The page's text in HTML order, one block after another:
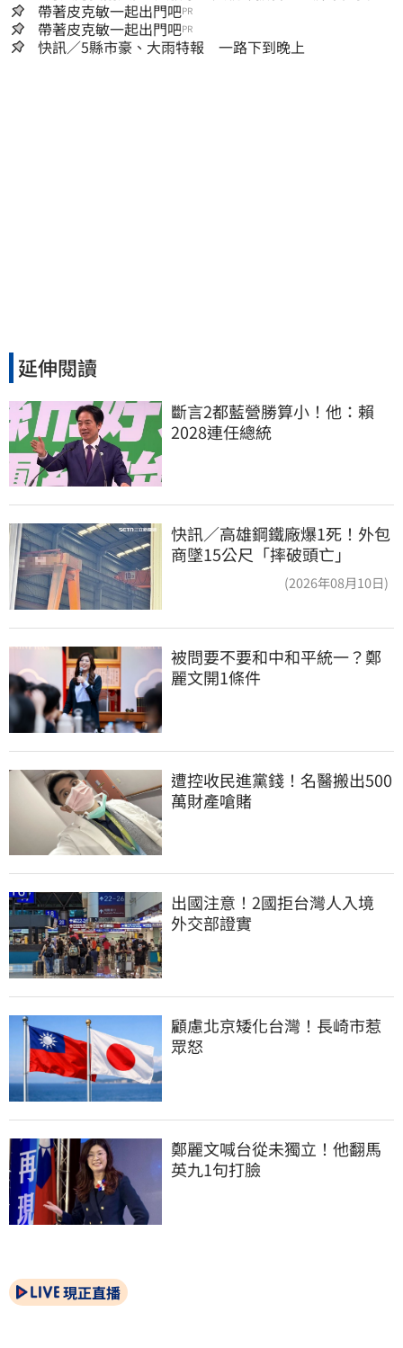
心回9字
帶著皮克敏一起出門吧PR
帶著皮克敏一起出門吧PR
快訊／5縣市豪、大雨特報 一路下到晚上
延伸閱讀
斷言2都藍營勝算小！他：賴
2028連任總統
快訊／高雄鋼鐵廠爆1死！外包
商墜15公尺「摔破頭亡」
(2026年08月10日)
被問要不要和中和平統一？鄭
麗文開1條件
遭控收民進黨錢！名醫搬出500
萬財產嗆賭
出國注意！2國拒台灣人入境
外交部證實
顧慮北京矮化台灣！長崎市惹
眾怒
鄭麗文喊台從未獨立！他翻馬
英九1句打臉
現正直播